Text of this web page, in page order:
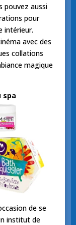
pouvez aussi
pour
intérieur.
avec des
collations
magique
spa
de se
institut de